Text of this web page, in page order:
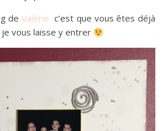
de Valérie c’est que vous êtes déjà
je vous laisse y entrer